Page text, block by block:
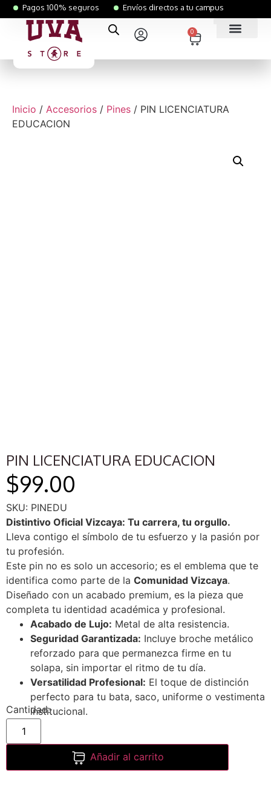
Pagos 100% seguros Envíos directos a tu campus
0
Inicio / Accesorios / Pines / PIN LICENCIATURA
EDUCACION
PIN LICENCIATURA EDUCACION
$99.00
SKU: PINEDU
Distintivo Oficial Vizcaya: Tu carrera, tu orgullo.
Lleva contigo el símbolo de tu esfuerzo y la pasión por
tu profesión.
Este pin no es solo un accesorio; es el emblema que te
identifica como parte de la Comunidad Vizcaya.
Diseñado con un acabado premium, es la pieza que
completa tu identidad académica y profesional.
Acabado de Lujo: Metal de alta resistencia.
Seguridad Garantizada: Incluye broche metálico
reforzado para que permanezca firme en tu
solapa, sin importar el ritmo de tu día.
Versatilidad Profesional: El toque de distinción
perfecto para tu bata, saco, uniforme o vestimenta
institucional.
Añadir al carrito